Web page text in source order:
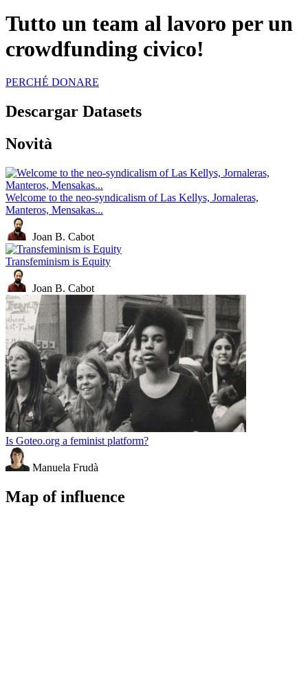
Tutto un team al lavoro per un
crowdfunding civico!
PERCHÉ DONARE
Descargar Datasets
Novità
Welcome to the neo-syndicalism of Las Kellys, Jornaleras,
Manteros, Mensakas...
Joan B. Cabot
Transfeminism is Equity
Joan B. Cabot
Is Goteo.org a feminist platform?
Manuela Frudà
Map of influence